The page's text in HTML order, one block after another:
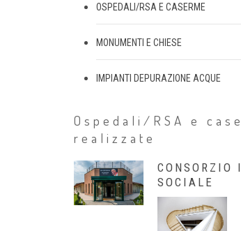
OSPEDALI/RSA E CASERME
MONUMENTI E CHIESE
IMPIANTI DEPURAZIONE ACQUE
Ospedali/RSA e
realizzate
CONSORZIO
SOCIALE